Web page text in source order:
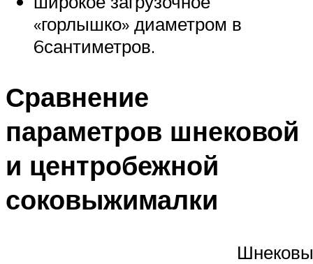
«горлышко» диаметром в
6сантиметров.
Сравнение
параметров шнековой
и центробежной
соковыжималки